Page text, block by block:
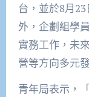
台，並於8月
外，企劃組學
實務工作，未
營等方向多元
青年局表示，